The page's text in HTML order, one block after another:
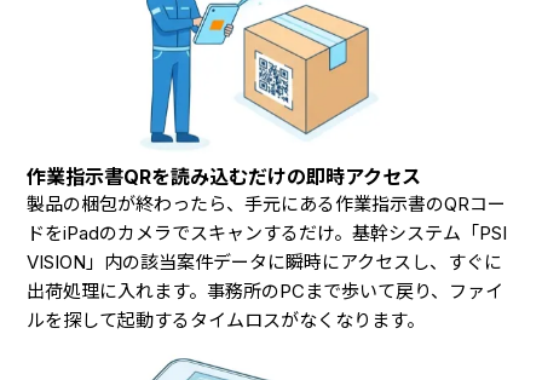
作業指示書QRを読み込むだけの即時アクセス
製品の梱包が終わったら、手元にある作業指示書のQRコー
ドをiPadのカメラでスキャンするだけ。基幹システム「PSI
VISION」内の該当案件データに瞬時にアクセスし、すぐに
出荷処理に入れます。事務所のPCまで歩いて戻り、ファイ
ルを探して起動するタイムロスがなくなります。